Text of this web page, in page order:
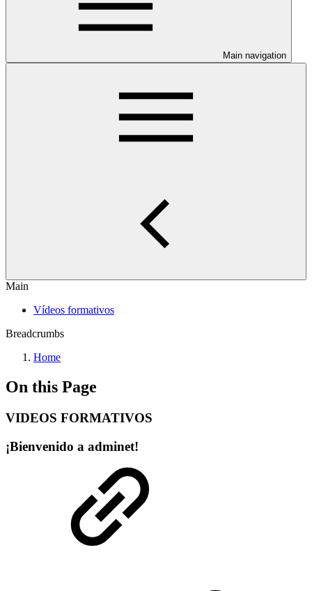
Main navigation
Main
Vídeos formativos
Breadcrumbs
Home
On this Page
VIDEOS FORMATIVOS
¡Bienvenido a adminet!